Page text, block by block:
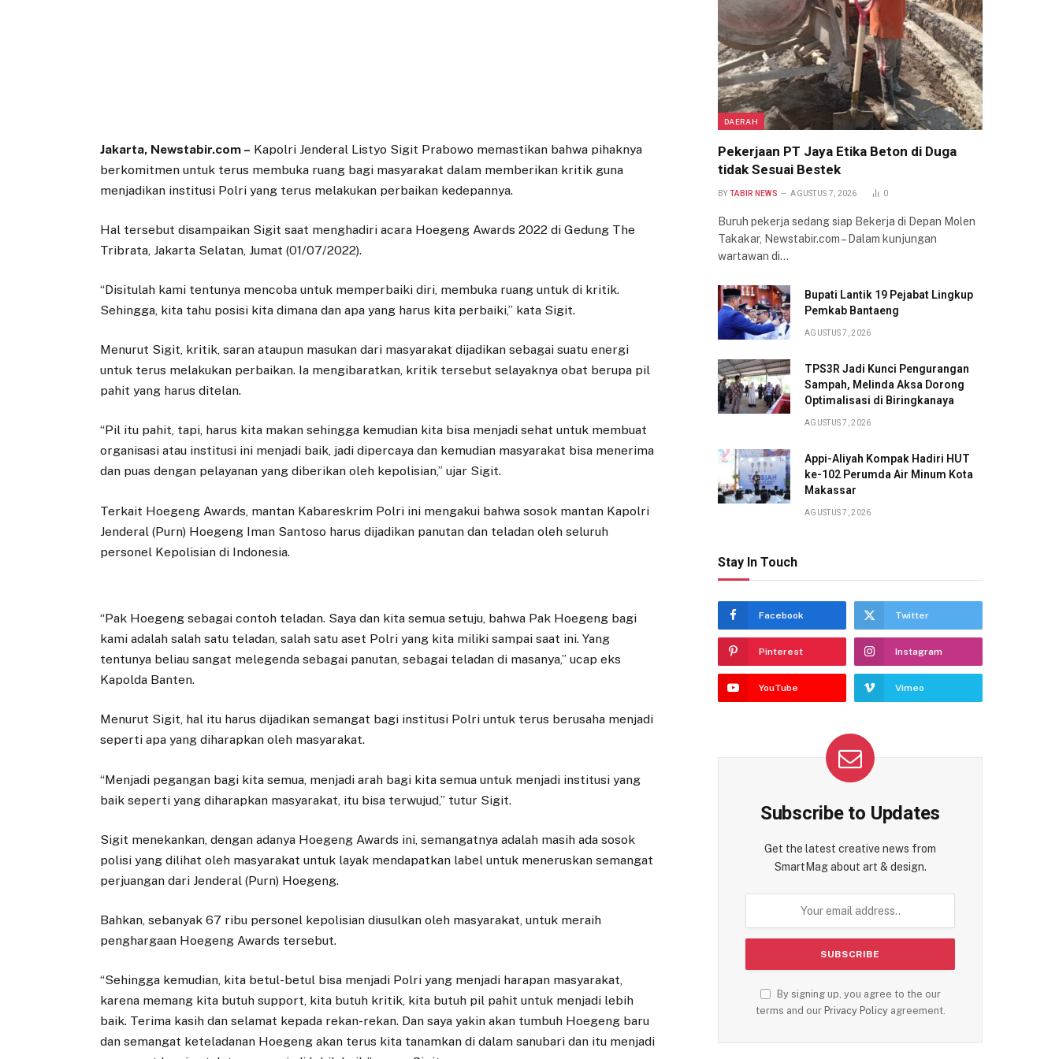
Jakarta, Newstabir.com – Kapolri Jenderal Listyo Sigit Prabowo memastikan bahwa pihaknya
berkomitmen untuk terus membuka ruang bagi masyarakat dalam memberikan kritik guna
menjadikan institusi Polri yang terus melakukan perbaikan kedepannya.
Hal tersebut disampaikan Sigit saat menghadiri acara Hoegeng Awards 2022 di Gedung The
Tribrata, Jakarta Selatan, Jumat (01/07/2022).
“Disitulah kami tentunya mencoba untuk memperbaiki diri, membuka ruang untuk di kritik.
Sehingga, kita tahu posisi kita dimana dan apa yang harus kita perbaiki,” kata Sigit.
Menurut Sigit, kritik, saran ataupun masukan dari masyarakat dijadikan sebagai suatu energi
untuk terus melakukan perbaikan. Ia mengibaratkan, kritik tersebut selayaknya obat berupa pil
pahit yang harus ditelan.
“Pil itu pahit, tapi, harus kita makan sehingga kemudian kita bisa menjadi sehat untuk membuat
organisasi atau institusi ini menjadi baik, jadi dipercaya dan kemudian masyarakat bisa menerima
dan puas dengan pelayanan yang diberikan oleh kepolisian,” ujar Sigit.
Terkait Hoegeng Awards, mantan Kabareskrim Polri ini mengakui bahwa sosok mantan Kapolri
Jenderal (Purn) Hoegeng Iman Santoso harus dijadikan panutan dan teladan oleh seluruh
personel Kepolisian di Indonesia.
“Pak Hoegeng sebagai contoh teladan. Saya dan kita semua setuju, bahwa Pak Hoegeng bagi
kami adalah salah satu teladan, salah satu aset Polri yang kita miliki sampai saat ini. Yang
tentunya beliau sangat melegenda sebagai panutan, sebagai teladan di masanya,” ucap eks
Kapolda Banten.
Menurut Sigit, hal itu harus dijadikan semangat bagi institusi Polri untuk terus berusaha menjadi
seperti apa yang diharapkan oleh masyarakat.
“Menjadi pegangan bagi kita semua, menjadi arah bagi kita semua untuk menjadi institusi yang
baik seperti yang diharapkan masyarakat, itu bisa terwujud,” tutur Sigit.
Sigit menekankan, dengan adanya Hoegeng Awards ini, semangatnya adalah masih ada sosok
polisi yang dilihat oleh masyarakat untuk layak mendapatkan label untuk meneruskan semangat
perjuangan dari Jenderal (Purn) Hoegeng.
Bahkan, sebanyak 67 ribu personel kepolisian diusulkan oleh masyarakat, untuk meraih
penghargaan Hoegeng Awards tersebut.
“Sehingga kemudian, kita betul-betul bisa menjadi Polri yang menjadi harapan masyarakat,
karena memang kita butuh support, kita butuh kritik, kita butuh pil pahit untuk menjadi lebih
baik. Terima kasih dan selamat kepada rekan-rekan. Dan saya yakin akan tumbuh Hoegeng baru
dan semangat keteladanan Hoegeng akan terus kita tanamkan di dalam sanubari dan itu menjadi
DAERAH
Pekerjaan PT Jaya Etika Beton di Duga
tidak Sesuai Bestek
BY TABIR NEWS AGUSTUS 7, 2026 0
Buruh pekerja sedang siap Bekerja di Depan Molen
Takakar, Newstabir.com – Dalam kunjungan
wartawan di…
Bupati Lantik 19 Pejabat Lingkup
Pemkab Bantaeng
AGUSTUS 7, 2026
TPS3R Jadi Kunci Pengurangan
Sampah, Melinda Aksa Dorong
Optimalisasi di Biringkanaya
AGUSTUS 7, 2026
Appi-Aliyah Kompak Hadiri HUT
ke-102 Perumda Air Minum Kota
Makassar
AGUSTUS 7, 2026
Stay In Touch
Facebook Twitter
Pinterest Instagram
YouTube Vimeo
Subscribe to Updates
Get the latest creative news from
SmartMag about art & design.
By signing up, you agree to the our
terms and our Privacy Policyagreement.